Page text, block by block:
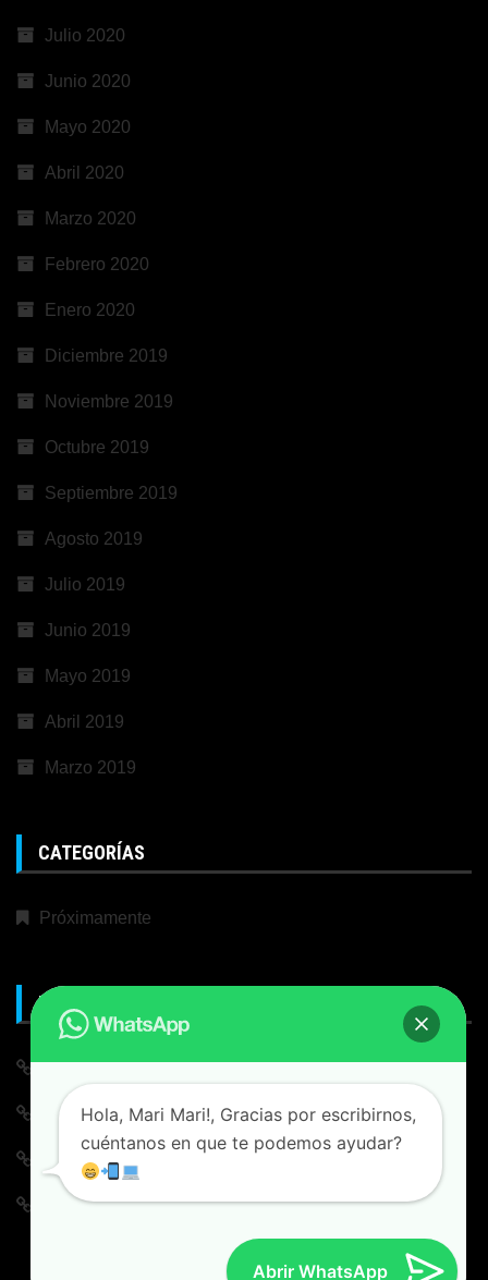
Julio 2020
Junio 2020
Mayo 2020
Abril 2020
Marzo 2020
Febrero 2020
Enero 2020
Diciembre 2019
Noviembre 2019
Octubre 2019
Septiembre 2019
Agosto 2019
Julio 2019
Junio 2019
Mayo 2019
Abril 2019
Marzo 2019
CATEGORÍAS
Próximamente
META
Iniciar Sesión
Alimentación de entradas
Feed de comentarios
WordPress.org
Abrir WhatsApp
Hola, Mari Mari!, Gracias por escribirnos,
cuéntanos en que te podemos ayudar?